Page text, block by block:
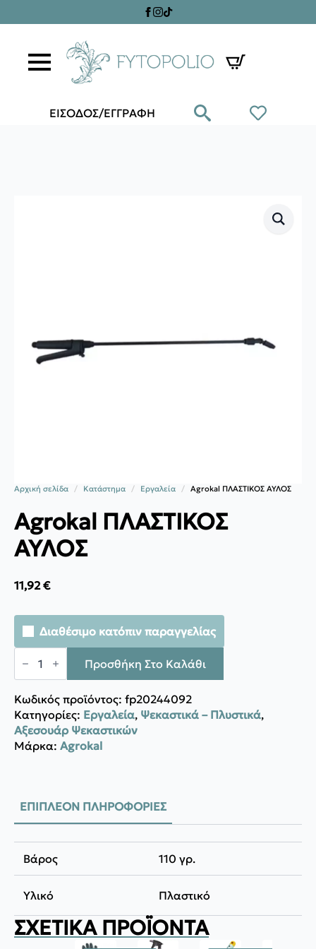
ΕΙΣΟΔΟΣ/ΕΓΓΡΑΦΗ
Αρχική σελίδα Κατάστημα Εργαλεία Agrokal ΠΛΑΣΤΙΚΟΣ ΑΥΛΟΣ
Agrokal ΠΛΑΣΤΙΚΟΣ
ΑΥΛΟΣ
11,92€
Διαθέσιμο κατόπιν παραγγελίας
Agrokal
ΠΛΑΣΤΙΚΟΣ
ΑΥΛΟΣ
Προσθήκη Στο Καλάθι
Κωδικός προϊόντος: fp20244092
Κατηγορίες: Εργαλεία, Ψεκαστικά – Πλυστικά,
Αξεσουάρ Ψεκαστικών
Μάρκα: Agrokal
ΕΠΙΠΛΈΟΝ ΠΛΗΡΟΦΟΡΊΕΣ
Βάρος 110 γρ.
Υλικό Πλαστικό
ΣΧΕΤΙΚΆ ΠΡΟΪΌΝΤΑ